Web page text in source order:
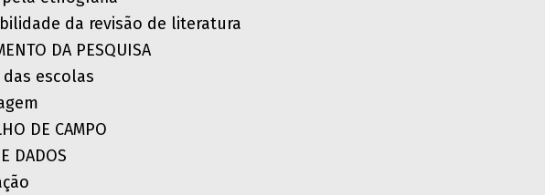
da revisão de literatura
DA PESQUISA
das escolas
DE CAMPO
DADOS